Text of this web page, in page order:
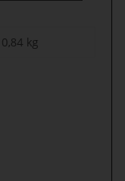
0,84 kg